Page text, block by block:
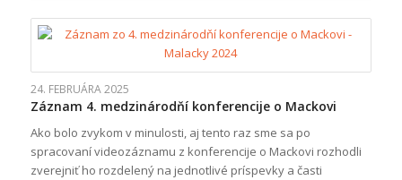
24. FEBRUÁRA 2025
Záznam 4. medzinárodňí konferencije o Mackovi
Ako bolo zvykom v minulosti, aj tento raz sme sa po
spracovaní videozáznamu z konferencije o Mackovi rozhodli
zverejniť ho rozdelený na jednotlivé príspevky a časti